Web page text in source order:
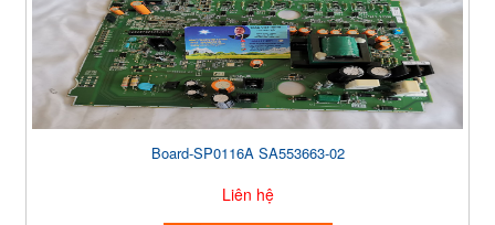
Board-SP0116A SA553663-02
Liên hệ